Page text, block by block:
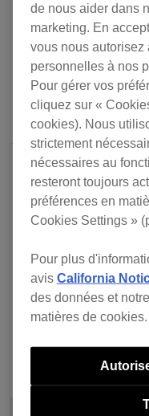
de nous aider dans
marketing. En
vous nous autorisez
personnelles à nos
Pour gérer vos
cliquez sur «
cookies). Nous
strictement
nécessaires au
resteront toujours
préférences en
Cookies Settings »
Pour plus
avis California
des données et
matières de cookies.